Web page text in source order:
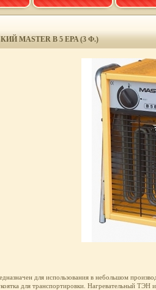
MASTER B 5 EPA (3 Ф.)
для использования в небольшом
для транспортировки. Нагревательный ТЭН